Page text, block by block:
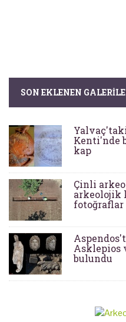
SON EKLENEN
Kenti'nde
kap
Çinli
arkeolojik
fotoğraflar
Asklepios
bulundu